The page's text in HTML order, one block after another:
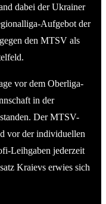
dabei der Ukrainer
Aufgebot der
den MTSV als
vor dem Oberliga-
in der
Der MTSV-
vor der individuellen
Leihgaben jederzeit
Kraievs erwies sich